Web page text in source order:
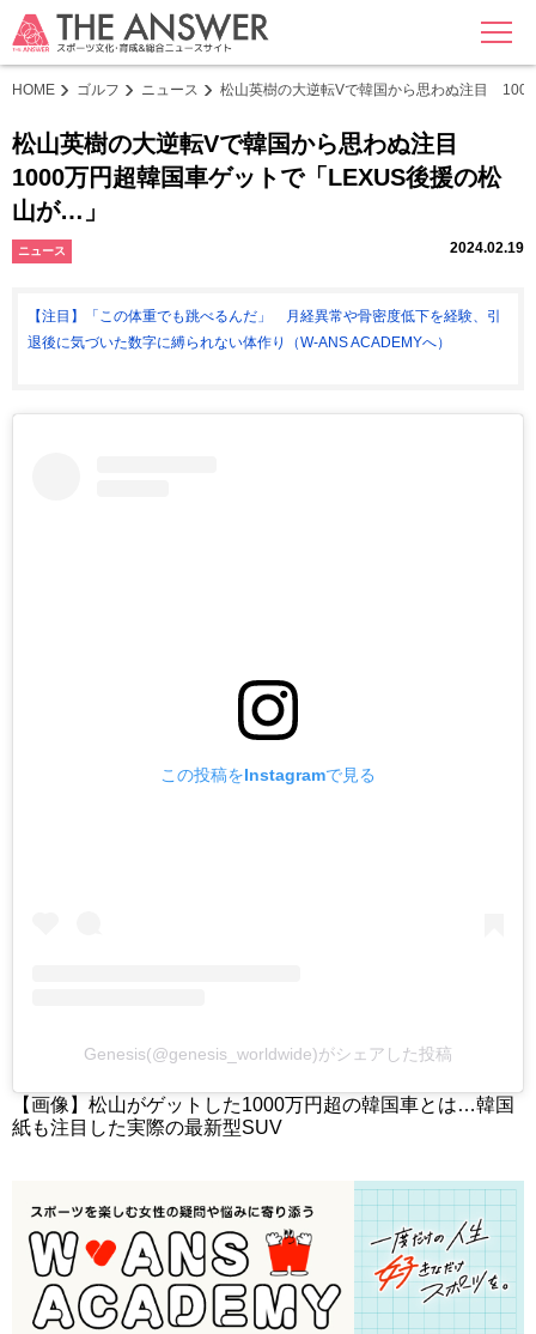
MENU
HOME ゴルフ ニュース 松山英樹の大逆転Vで韓国から思わぬ注目
松山英樹の大逆転Vで韓国から思わぬ注目
1000万円超韓国車ゲットで「LEXUS後援の松
山が…」
ニュース 2024.02.19
【注目】「この体重でも跳べるんだ」 月経異常や骨密度低下を経験、引
退後に気づいた数字に縛られない体作り（W-ANS ACADEMYへ）
この投稿をInstagramで見る
Genesis(@genesis_worldwide)がシェアした投稿
【画像】松山がゲットした1000万円超の韓国車とは…韓国
紙も注目した実際の最新型SUV